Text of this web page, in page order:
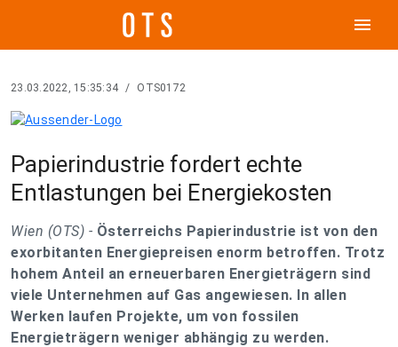
menu
23.03.2022, 15:35:34 / OTS0172
Papierindustrie fordert echte
Entlastungen bei Energiekosten
Wien (OTS) - Österreichs Papierindustrie ist von den
exorbitanten Energiepreisen enorm betroffen. Trotz
hohem Anteil an erneuerbaren Energieträgern sind
viele Unternehmen auf Gas angewiesen. In allen
Werken laufen Projekte, um von fossilen
Energieträgern weniger abhängig zu werden.